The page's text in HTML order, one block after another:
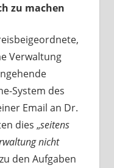
zu machen
Verwaltung
System des
Email an Dr.
dies „seitens
nicht
den Aufgaben